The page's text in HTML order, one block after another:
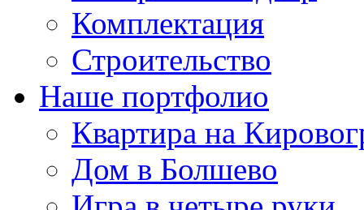
Комплектация
Строительство
Наше портфолио
Квартира на
Дом в Болшево